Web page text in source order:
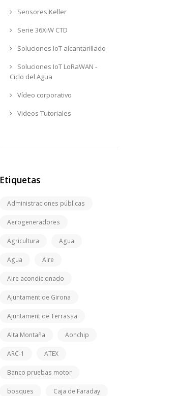
Sensores Keller
Serie 36XiW CTD
Soluciones IoT alcantarillado
Soluciones IoT LoRaWAN -
Ciclo del Agua
Vídeo corporativo
Videos Tutoriales
Etiquetas
Administraciones públicas
Aerogeneradores
Agricultura Agua
Agua Aire
Aire acondicionado
Ajuntament de Girona
Ajuntament de Terrassa
Alta Montaña Aonchip
ARC-1 ATEX
Banco pruebas motor
bosques Caja de Faraday